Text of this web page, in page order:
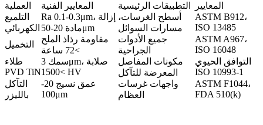
العملية المعايير الفنية التطبيقات الرئيسية
المعايير
التلميع
الكهربائي
Ra 0.1-0.3μm، إزالة
مادة 20-50μm
أسطح الغرسات،
مسارات السوائل
ASTM B912،
ISO 13485
التخميل
مقاومة رذاذ الملح
>72 ساعة
جميع الأدوات
الجراحية
ASTM A967،
ISO 16048
طلاء
PVD TiN
سمك 3μm، صلابة
>1500 HV
مكونات المفاصل
المعرضة للتآكل
التوافق الحيوي
ISO 10993-1
التآكل
بالليزر
عمق نسيج 20-
100μm
واجهات غرسات
العظام
ASTM F1044،
FDA 510(k)